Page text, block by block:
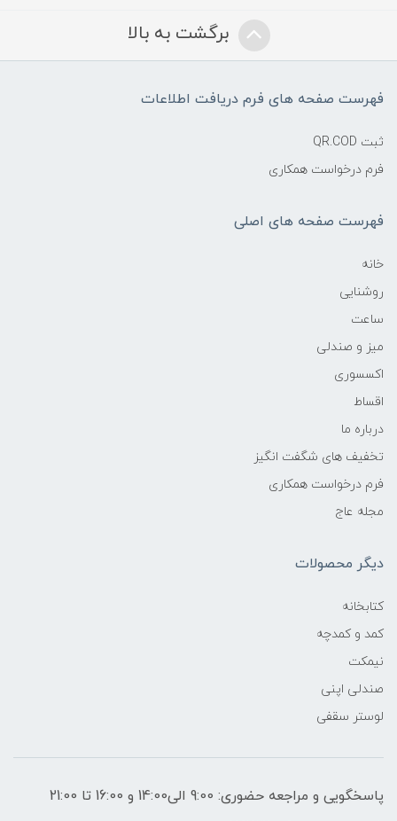
برگشت به بالا
فهرست صفحه های فرم دریافت اطلاعات
ثبت QR.COD
فرم درخواست همکاری
فهرست صفحه های اصلی
خانه
روشنایی
ساعت
میز و صندلی
اکسسوری
اقساط
درباره ما
تخفیف های شگفت انگیز
فرم درخواست همکاری
مجله عاج
دیگر محصولات
کتابخانه
کمد و کمدچه
نیمکت
صندلی اپنی
لوستر سقفی
پاسخگویی و مراجعه حضوری: 9:00 الی14:00 و 16:00 تا 21:00